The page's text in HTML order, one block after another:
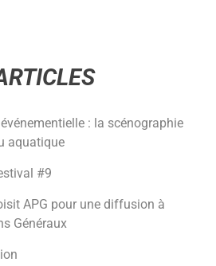
: la scénographie
aquatique
#9
APG pour une diffusion à
Généraux